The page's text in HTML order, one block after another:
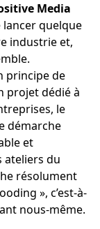
Media
quelque
industrie et,
principe de
projet dédié à
le
démarche
et
ateliers du
résolument
», c’est-à-
nous-même.